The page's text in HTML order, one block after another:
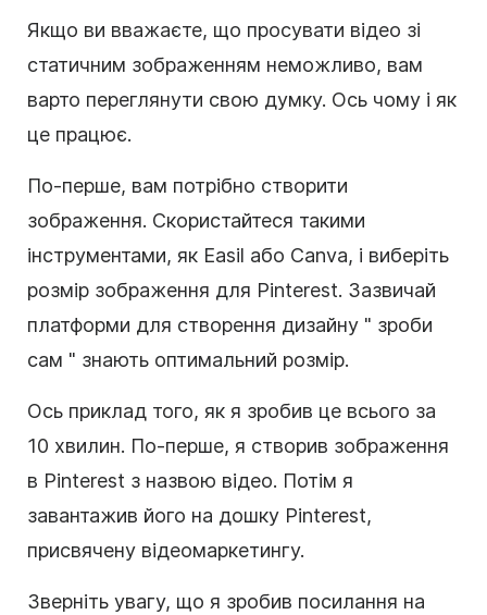
Якщо ви вважаєте, що просувати відео зі
статичним зображенням неможливо, вам
варто переглянути свою думку. Ось чому і як
це працює.
По-перше, вам потрібно створити
зображення. Скористайтеся такими
інструментами, як Easil або Canva, і виберіть
розмір зображення для Pinterest. Зазвичай
платформи для створення дизайну " зроби
сам " знають оптимальний розмір.
Ось приклад того, як я зробив це всього за
10 хвилин. По-перше, я створив зображення
в Pinterest з назвою відео. Потім я
завантажив його на дошку Pinterest,
присвячену відеомаркетингу.
Зверніть увагу, що я зробив посилання на